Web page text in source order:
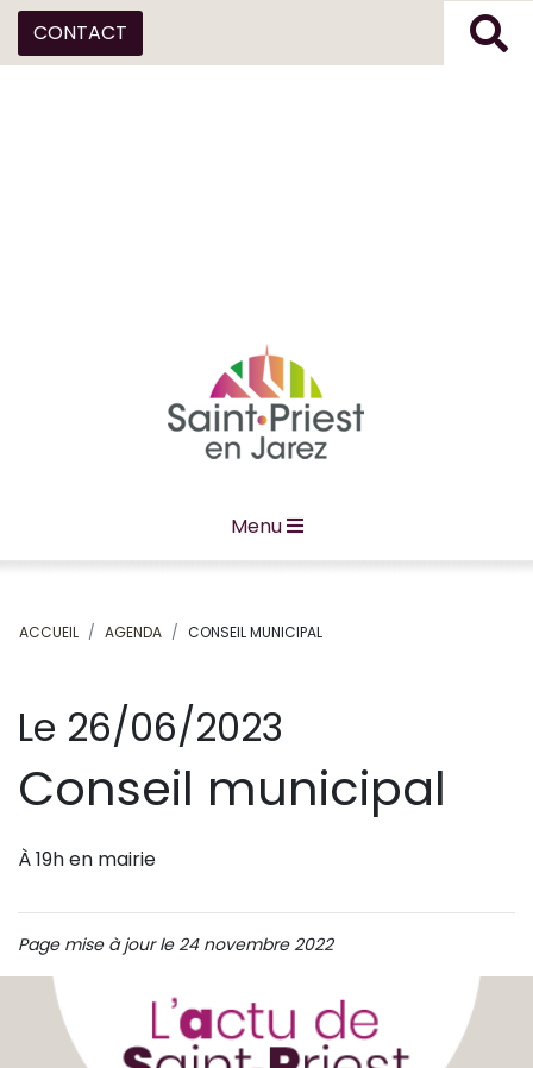
CONTACT
Menu
ACCUEIL AGENDA CONSEIL MUNICIPAL
Le 26/06/2023
Conseil municipal
À 19h en mairie
Page mise à jour le 24 novembre 2022